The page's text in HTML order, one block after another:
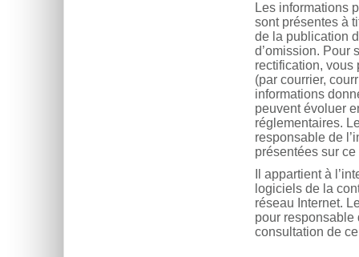
Les informations
sont présentes à
de la publication
d’omission. Pour
rectification, vous
(par courrier,
informations
peuvent évoluer
réglementaires.
responsable de
présentées sur ce
Il appartient à
logiciels de la
réseau Internet.
pour responsable
consultation de